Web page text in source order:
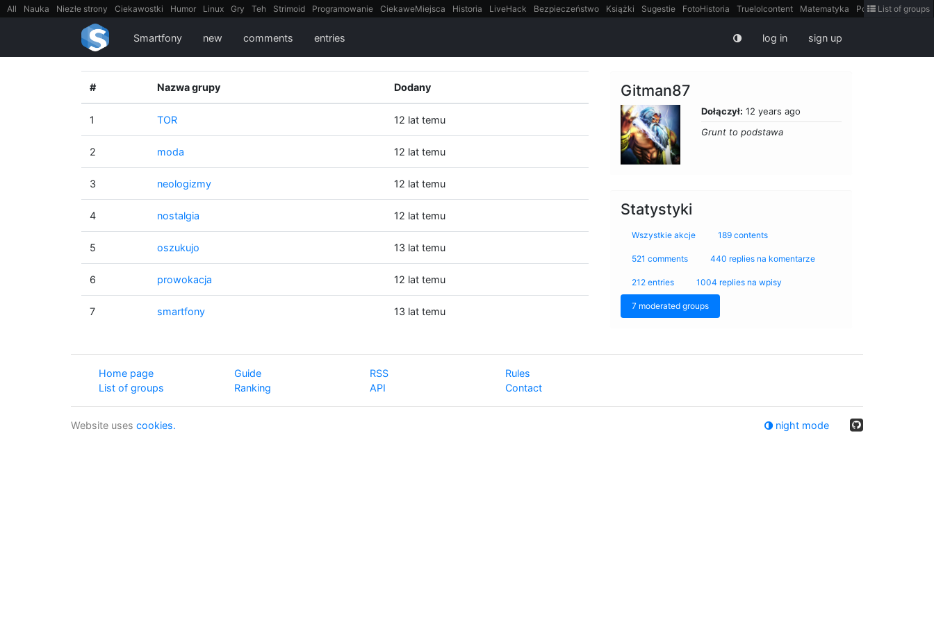
All Nauka Niezłe strony Ciekawostki Humor Linux Gry Teh Strimoid Programowanie CiekaweMiejsca Historia LiveHack Bezpieczeństwo Książki Sugestie FotoHistoria Truelolcontent Matematyka Polska
intern
FilmyDokumentalne
List of groups
Smartfony new comments entries log in sign up
# Nazwa grupy Dodany
1 TOR 12 lat temu
2 moda 12 lat temu
3 neologizmy 12 lat temu
4 nostalgia 12 lat temu
5 oszukujo 13 lat temu
6 prowokacja 12 lat temu
7 smartfony 13 lat temu
Gitman87
Dołączył: 12 years ago
Grunt to podstawa
Statystyki
Wszystkie akcje 189 contents
521 comments 440 replies na komentarze
212 entries 1004 replies na wpisy
7 moderated groups
Home page
List of groups
Guide
Ranking
RSS
API
Rules
Contact
Website uses cookies. night mode